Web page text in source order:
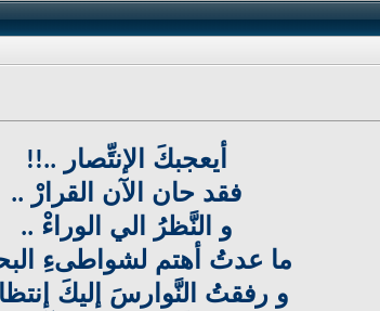
أيعجبكَ الإنتِّصار ..!!
فقد حان الآن القرارْ ..
و النَّظرُ الي الوراءْ ..
ما عدتُ أهتم لشواطىءِ
و رفقتُ النَّوارسَ إليكَ